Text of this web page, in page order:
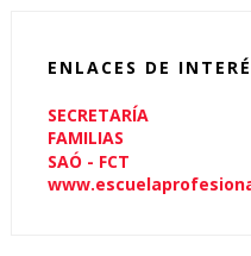
ENLACES DE
SECRETARÍA
FAMILIAS
SAÓ - FCT